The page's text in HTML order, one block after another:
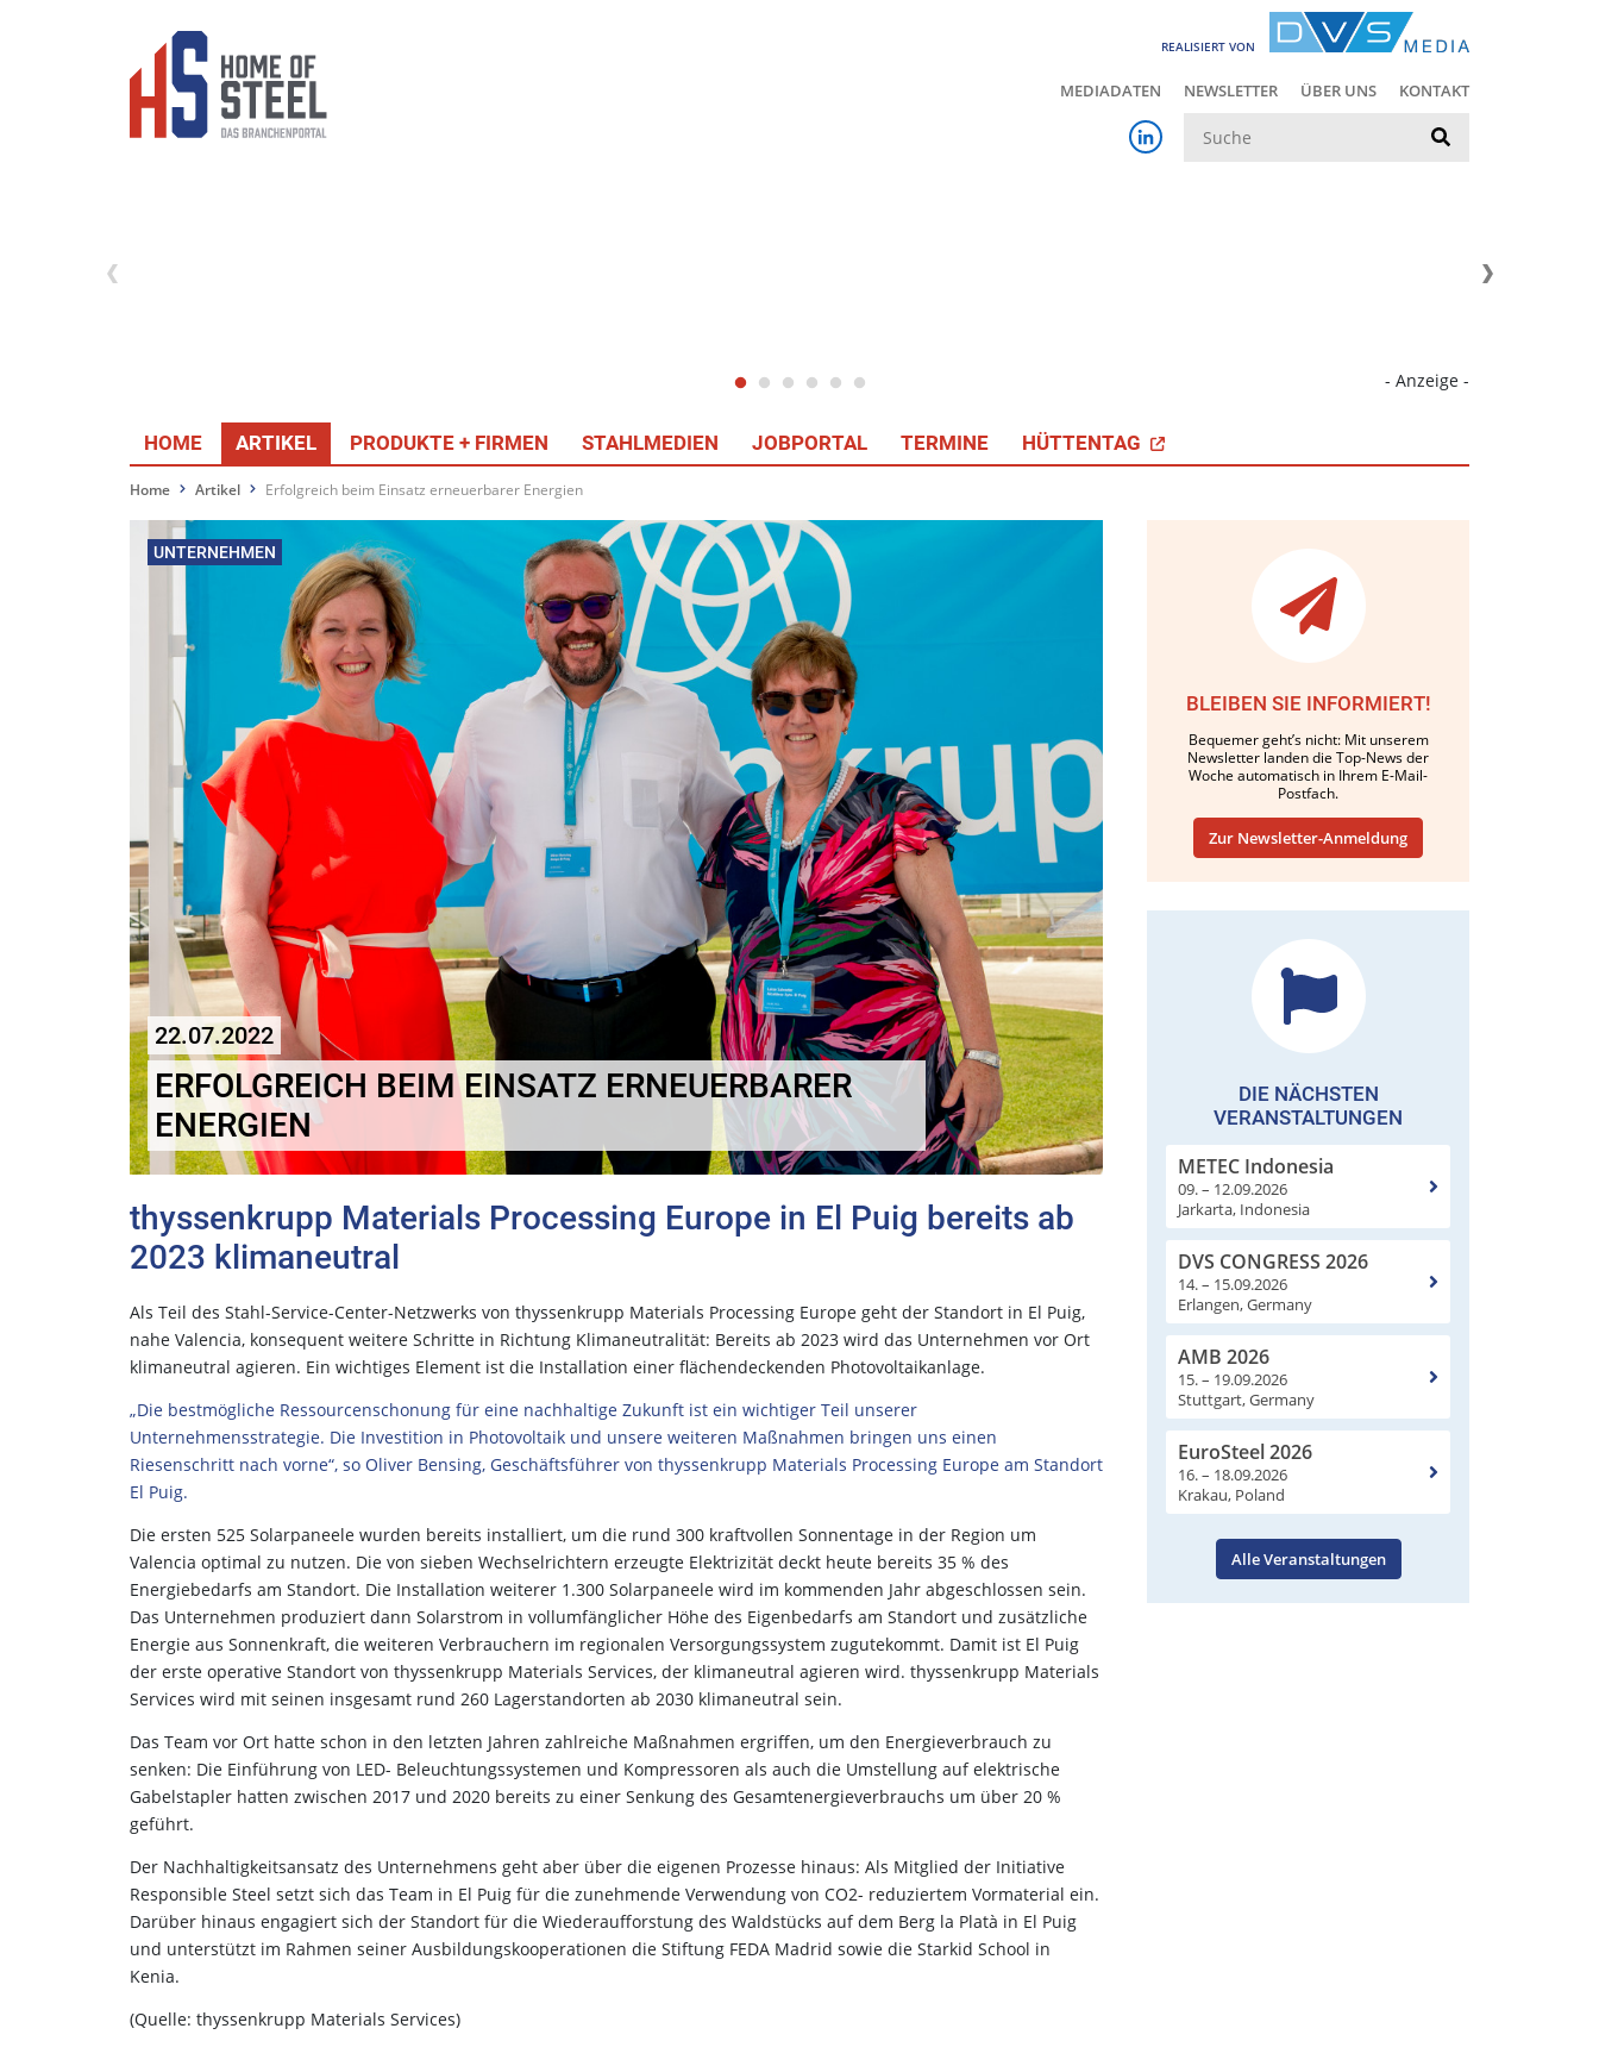
REALISIERT VON
MEDIADATEN NEWSLETTER ÜBER UNS KONTAKT
- Anzeige -
HOME ARTIKEL PRODUKTE + FIRMEN STAHLMEDIEN JOBPORTAL TERMINE HÜTTENTAG
Home Artikel Erfolgreich beim Einsatz erneuerbarer Energien
UNTERNEHMEN
22.07.2022
ERFOLGREICH BEIM EINSATZ ERNEUERBARER
ENERGIEN
thyssenkrupp Materials Processing Europe in El Puig bereits ab
2023 klimaneutral
Als Teil des Stahl-Service-Center-Netzwerks von thyssenkrupp Materials Processing Europe geht der Standort in El Puig,
nahe Valencia, konsequent weitere Schritte in Richtung Klimaneutralität: Bereits ab 2023 wird das Unternehmen vor Ort
klimaneutral agieren. Ein wichtiges Element ist die Installation einer flächendeckenden Photovoltaikanlage.
„Die bestmögliche Ressourcenschonung für eine nachhaltige Zukunft ist ein wichtiger Teil unserer
Unternehmensstrategie. Die Investition in Photovoltaik und unsere weiteren Maßnahmen bringen uns einen
Riesenschritt nach vorne“, so Oliver Bensing, Geschäftsführer von thyssenkrupp Materials Processing Europe am Standort
El Puig.
Die ersten 525 Solarpaneele wurden bereits installiert, um die rund 300 kraftvollen Sonnentage in der Region um
Valencia optimal zu nutzen. Die von sieben Wechselrichtern erzeugte Elektrizität deckt heute bereits 35 % des
Energiebedarfs am Standort. Die Installation weiterer 1.300 Solarpaneele wird im kommenden Jahr abgeschlossen sein.
Das Unternehmen produziert dann Solarstrom in vollumfänglicher Höhe des Eigenbedarfs am Standort und zusätzliche
Energie aus Sonnenkraft, die weiteren Verbrauchern im regionalen Versorgungssystem zugutekommt. Damit ist El Puig
der erste operative Standort von thyssenkrupp Materials Services, der klimaneutral agieren wird. thyssenkrupp Materials
Services wird mit seinen insgesamt rund 260 Lagerstandorten ab 2030 klimaneutral sein.
Das Team vor Ort hatte schon in den letzten Jahren zahlreiche Maßnahmen ergriffen, um den Energieverbrauch zu
senken: Die Einführung von LED- Beleuchtungssystemen und Kompressoren als auch die Umstellung auf elektrische
Gabelstapler hatten zwischen 2017 und 2020 bereits zu einer Senkung des Gesamtenergieverbrauchs um über 20 %
geführt.
Der Nachhaltigkeitsansatz des Unternehmens geht aber über die eigenen Prozesse hinaus: Als Mitglied der Initiative
Responsible Steel setzt sich das Team in El Puig für die zunehmende Verwendung von CO2- reduziertem Vormaterial ein.
Darüber hinaus engagiert sich der Standort für die Wiederaufforstung des Waldstücks auf dem Berg la Platà in El Puig
und unterstützt im Rahmen seiner Ausbildungskooperationen die Stiftung FEDA Madrid sowie die Starkid School in
Kenia.
(Quelle: thyssenkrupp Materials Services)
BLEIBEN SIE INFORMIERT!
Bequemer geht’s nicht: Mit unserem
Newsletter landen die Top-News der
Woche automatisch in Ihrem E-Mail-
Postfach.
Zur Newsletter-Anmeldung
DIE NÄCHSTEN
VERANSTALTUNGEN
METEC Indonesia
09. – 12.09.2026
Jarkarta, Indonesia
DVS CONGRESS 2026
14. – 15.09.2026
Erlangen, Germany
AMB 2026
15. – 19.09.2026
Stuttgart, Germany
EuroSteel 2026
16. – 18.09.2026
Krakau, Poland
Alle Veranstaltungen